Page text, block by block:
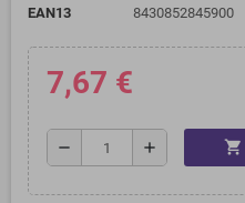
EAN13
8430852845900
7,67 €
remove add shopping_cart